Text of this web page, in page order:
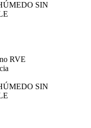
SIN
RVE
SIN